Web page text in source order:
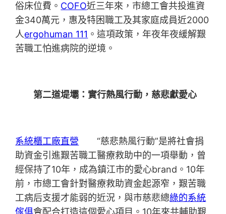
俗床位費。 COFO近三年來，市總工會共投進資
金340萬元，惠及特困職工及其家庭成員近2000
人ergohuman 111 。這項政策，年夜年夜緩解艱
苦職工怕進病院的逆境。
第二道堤壩：實行熱風行動，慈悲獻愛心
系統櫃工廠直營 “慈悲熱風行動”是將社會捐
助資金引進艱苦職工醫療救助中的一項舉動，曾
經保持了10年，成為鎮江市的愛心brand。10年
前，市總工會針對醫療救助資金起源窄，艱苦職
工病后支援才能弱的近況，與市慈悲總綠的系統